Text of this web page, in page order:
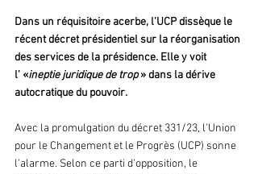
Dans un réquisitoire acerbe, l'UCP dissèque le
récent décret présidentiel sur la réorganisation
des services de la présidence. Elle y voit
l' «ineptie juridique de trop » dans la dérive
autocratique du pouvoir.
Avec la promulgation du décret 331/23, l'Union
pour le Changement et le Progrès (UCP) sonne
l'alarme. Selon ce parti d'opposition, le